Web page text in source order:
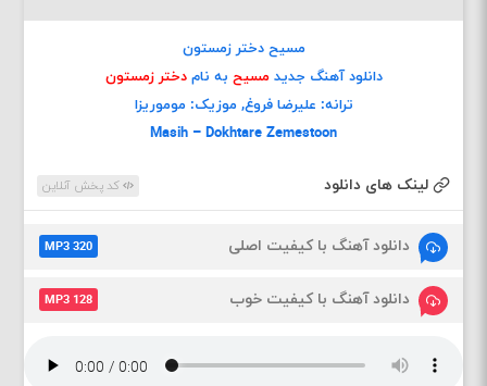
مسیح دختر زمستون
دانلود آهنگ جدیدمسیح به نامدختر زمستون
ترانه: علیرضا فروغ, موزیک: موموریزا
Masih – Dokhtare Zemestoon
لینک های دانلود کد پخش آنلاین
دانلود آهنگ با کیفیت اصلی MP3 320
دانلود آهنگ با کیفیت خوب MP3 128